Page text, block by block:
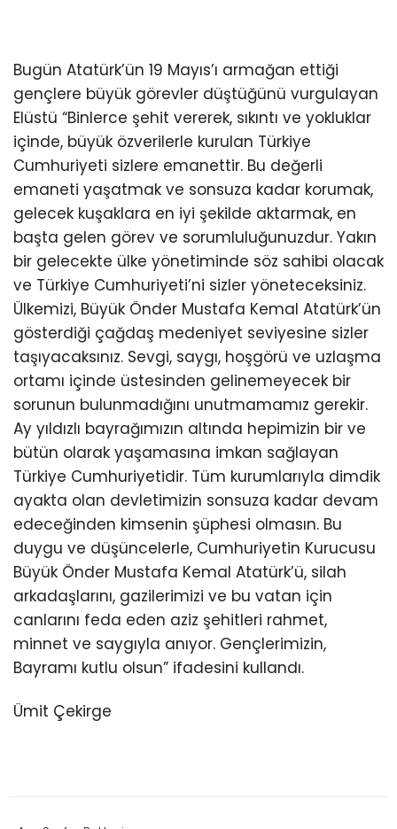
Bugün Atatürk’ün 19 Mayıs’ı armağan ettiği
gençlere büyük görevler düştüğünü vurgulayan
Elüstü “Binlerce şehit vererek, sıkıntı ve yokluklar
içinde, büyük özverilerle kurulan Türkiye
Cumhuriyeti sizlere emanettir. Bu değerli
emaneti yaşatmak ve sonsuza kadar korumak,
gelecek kuşaklara en iyi şekilde aktarmak, en
başta gelen görev ve sorumluluğunuzdur. Yakın
bir gelecekte ülke yönetiminde söz sahibi olacak
ve Türkiye Cumhuriyeti’ni sizler yöneteceksiniz.
Ülkemizi, Büyük Önder Mustafa Kemal Atatürk’ün
gösterdiği çağdaş medeniyet seviyesine sizler
taşıyacaksınız. Sevgi, saygı, hoşgörü ve uzlaşma
ortamı içinde üstesinden gelinemeyecek bir
sorunun bulunmadığını unutmamamız gerekir.
Ay yıldızlı bayrağımızın altında hepimizin bir ve
bütün olarak yaşamasına imkan sağlayan
Türkiye Cumhuriyetidir. Tüm kurumlarıyla dimdik
ayakta olan devletimizin sonsuza kadar devam
edeceğinden kimsenin şüphesi olmasın. Bu
duygu ve düşüncelerle, Cumhuriyetin Kurucusu
Büyük Önder Mustafa Kemal Atatürk’ü, silah
arkadaşlarını, gazilerimizi ve bu vatan için
canlarını feda eden aziz şehitleri rahmet,
minnet ve saygıyla anıyor. Gençlerimizin,
Bayramı kutlu olsun” ifadesini kullandı.
Ümit Çekirge